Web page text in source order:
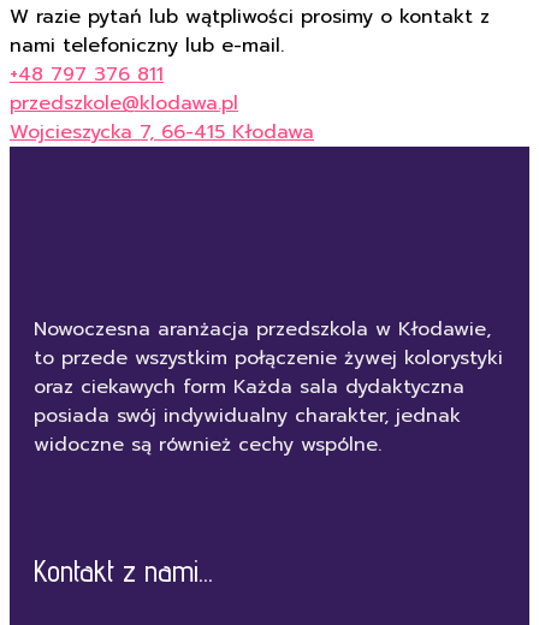
W razie pytań lub wątpliwości prosimy o kontakt z
nami telefoniczny lub e-mail.
+48 797 376 811
przedszkole@klodawa.pl
Wojcieszycka 7, 66-415 Kłodawa
Nowoczesna aranżacja przedszkola w Kłodawie,
to przede wszystkim połączenie żywej kolorystyki
oraz ciekawych form Każda sala dydaktyczna
posiada swój indywidualny charakter, jednak
widoczne są również cechy wspólne.
Kontakt z nami...